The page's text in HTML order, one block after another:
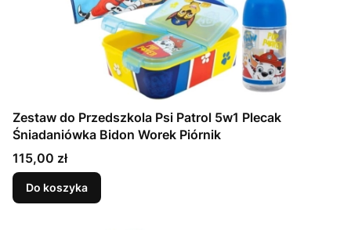
Zestaw do Przedszkola Psi Patrol 5w1 Plecak
Śniadaniówka Bidon Worek Piórnik
Cena
115,00 zł
Do koszyka